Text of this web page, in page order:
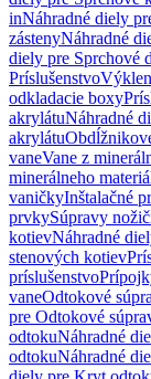
inNáhradné diely
zástenyNáhradné
diely pre Sprchové
Príslušenstvo
odkladacie boxy
akrylátuNáhradné
akrylátu
vaneVane z
minerálneho
vaničkyInštalačné
prvkySúpravy
kotievNáhradné
stenových kotiev
príslušenstvo
vaneOdtokové
pre Odtokové
odtokuNáhradné
odtokuNáhradné